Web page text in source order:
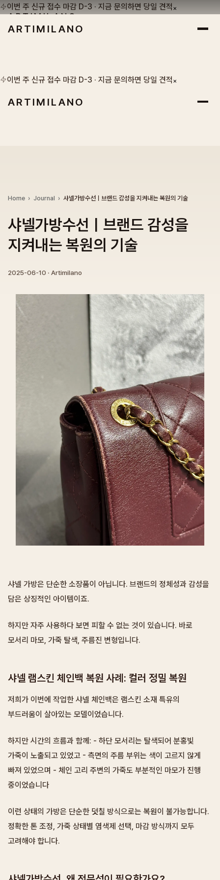
이번 주 신규 접수 마감 D-3 · 지금 문의하면 당일 견적×
ARTIMILANO
ARTIMILANO
SEOUL · EST. 1986
이번 주 신규 접수 마감 D-3 · 지금 문의하면 당일 견적×
ARTIMILANO
Home › Journal › 샤넬가방수선ㅣ브랜드 감성을 지켜내는 복원의 기술
샤넬가방수선ㅣ브랜드 감성을
지켜내는 복원의 기술
2025-06-10 · Artimilano
샤넬 가방은 단순한 소장품이 아닙니다. 브랜드의 정체성과 감성을
담은 상징적인 아이템이죠.
하지만 자주 사용하다 보면 피할 수 없는 것이 있습니다. 바로
모서리 마모, 가죽 탈색, 주름진 변형입니다.
샤넬 램스킨 체인백 복원 사례: 컬러 정밀 복원
저희가 이번에 작업한 샤넬 체인백은 램스킨 소재 특유의
부드러움이 살아있는 모델이었습니다.
하지만 시간의 흐름과 함께: - 하단 모서리는 탈색되어 분홍빛
가죽이 노출되고 있었고 - 측면의 주름 부위는 색이 고르지 않게
빠져 있었으며 - 체인 고리 주변의 가죽도 부분적인 마모가 진행
중이었습니다
이런 상태의 가방은 단순한 덧칠 방식으로는 복원이 불가능합니다.
정확한 톤 조정, 가죽 상태별 염색제 선택, 마감 방식까지 모두
고려해야 합니다.